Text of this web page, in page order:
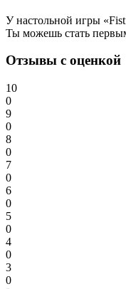
У настольной игры
Ты можешь стать
Отзывы с оценкой
10
0
9
0
8
0
7
0
6
0
5
0
4
0
3
0